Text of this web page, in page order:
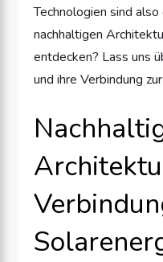
Technologien sind
nachhaltigen
entdecken? Lass uns
und ihre Verbindung